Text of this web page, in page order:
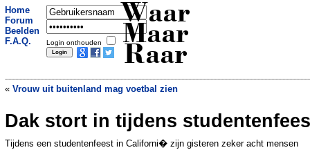
Home
Forum
Beelden
F.A.Q.
Login onthouden
Waar
Maar
Raar
« Vrouw uit buitenland mag voetbal zien
Man met autisme krijgt ruim 2 miljoen
euro voor borsten »
Dak stort in tijdens
Tijdens een studentenfeest in Californi� zijn gisteren zeker acht mensen